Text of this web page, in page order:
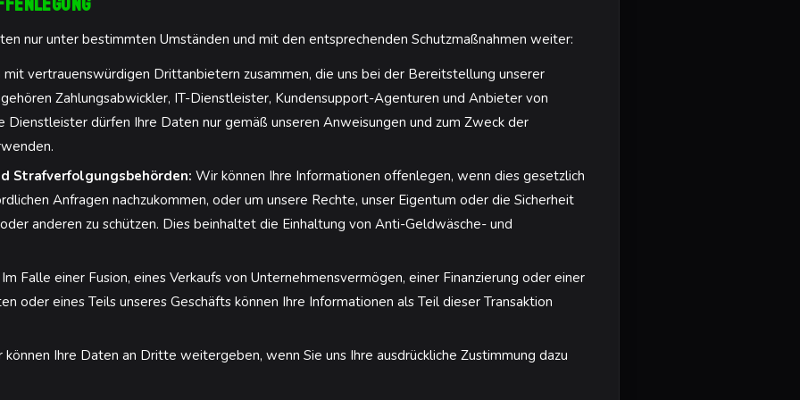
nur unter bestimmten Umständen und mit den entsprechenden Schutzmaßnahmen weiter:
vertrauenswürdigen Drittanbietern zusammen, die uns bei der Bereitstellung unserer
Zahlungsabwickler, IT-Dienstleister, Kundensupport-Agenturen und Anbieter von
Dienstleister dürfen Ihre Daten nur gemäß unseren Anweisungen und zum Zweck der
Strafverfolgungsbehörden: Wir können Ihre Informationen offenlegen, wenn dies gesetzlich
Anfragen nachzukommen, oder um unsere Rechte, unser Eigentum oder die Sicherheit
anderen zu schützen. Dies beinhaltet die Einhaltung von Anti-Geldwäsche- und
Falle einer Fusion, eines Verkaufs von Unternehmensvermögen, einer Finanzierung oder einer
oder eines Teils unseres Geschäfts können Ihre Informationen als Teil dieser Transaktion
Ihre Daten an Dritte weitergeben, wenn Sie uns Ihre ausdrückliche Zustimmung dazu